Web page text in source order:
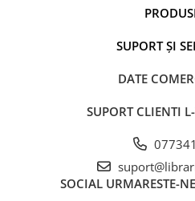
SUPORT ȘI
DATE
SUPORT CLIENTI
SOCIAL URMARESTE-